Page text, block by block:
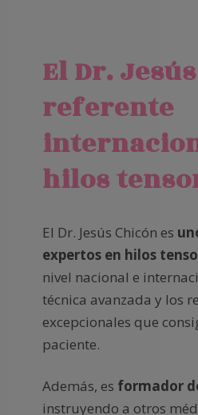
El Dr.
referente
hilos
El Dr. Jesús Chicón es
expertos en hilos
nivel nacional e
técnica avanzada y los
excepcionales que
paciente.
Además, es formador
instruyendo a otros